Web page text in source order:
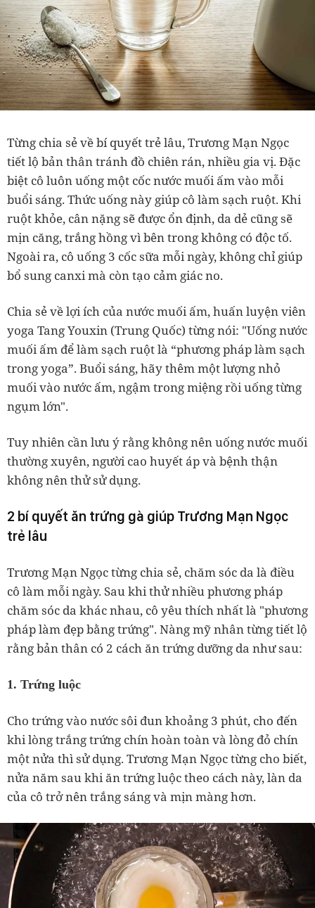
Từng chia sẻ về bí quyết trẻ lâu, Trương Mạn Ngọc
tiết lộ bản thân tránh đồ chiên rán, nhiều gia vị. Đặc
biệt cô luôn uống một cốc nước muối ấm vào mỗi
buổi sáng. Thức uống này giúp cô làm sạch ruột. Khi
ruột khỏe, cân nặng sẽ được ổn định, da dẻ cũng sẽ
mịn căng, trắng hồng vì bên trong không có độc tố.
Ngoài ra, cô uống 3 cốc sữa mỗi ngày, không chỉ giúp
bổ sung canxi mà còn tạo cảm giác no.
Chia sẻ về lợi ích của nước muối ấm, huấn luyện viên
yoga Tang Youxin (Trung Quốc) từng nói: "Uống nước
muối ấm để làm sạch ruột là “phương pháp làm sạch
trong yoga”. Buổi sáng, hãy thêm một lượng nhỏ
muối vào nước ấm, ngậm trong miệng rồi uống từng
ngụm lớn".
Tuy nhiên cần lưu ý rằng không nên uống nước muối
thường xuyên, người cao huyết áp và bệnh thận
không nên thử sử dụng.
2 bí quyết ăn trứng gà giúp Trương Mạn Ngọc
trẻ lâu
Trương Mạn Ngọc từng chia sẻ, chăm sóc da là điều
cô làm mỗi ngày. Sau khi thử nhiều phương pháp
chăm sóc da khác nhau, cô yêu thích nhất là "phương
pháp làm đẹp bằng trứng". Nàng mỹ nhân từng tiết lộ
rằng bản thân có 2 cách ăn trứng dưỡng da như sau:
1. Trứng luộc
Cho trứng vào nước sôi đun khoảng 3 phút, cho đến
khi lòng trắng trứng chín hoàn toàn và lòng đỏ chín
một nửa thì sử dụng. Trương Mạn Ngọc từng cho biết,
nửa năm sau khi ăn trứng luộc theo cách này, làn da
của cô trở nên trắng sáng và mịn màng hơn.